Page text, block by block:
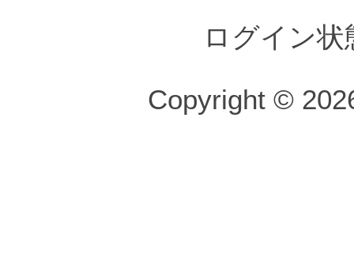
ログイン
Copyright ©